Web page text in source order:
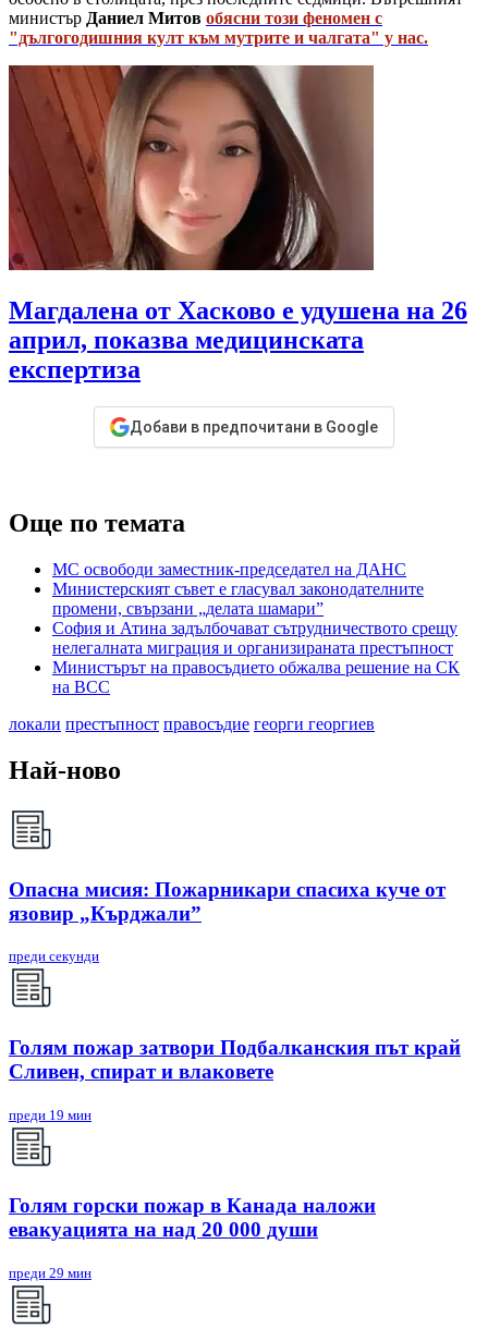
министър Даниел Митов обясни този феномен с
"дългогодишния култ към мутрите и чалгата" у нас.
Магдалена от Хасково е удушена на 26
април, показва медицинската
експертиза
Добави в предпочитани в Google
Още по темата
МС освободи заместник-председател на ДАНС
Министерският съвет е гласувал законодателните
промени, свързани „делата шамари”
София и Атина задълбочават сътрудничеството срещу
нелегалната миграция и организираната престъпност
Министърът на правосъдието обжалва решение на СК
на ВСС
локали престъпност правосъдие георги георгиев
Най-ново
Опасна мисия: Пожарникари спасиха куче от
язовир „Кърджали”
преди секунди
Голям пожар затвори Подбалканския път край
Сливен, спират и влаковете
преди 19 мин
Голям горски пожар в Канада наложи
евакуацията на над 20 000 души
преди 29 мин